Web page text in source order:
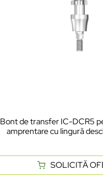
Bont de transfer IC-DCR5
amprentare cu lingură
SOLICITĂ